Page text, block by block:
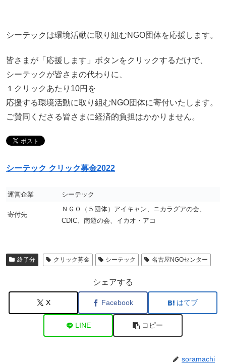
シーテックは環境活動に取り組むNGO団体を応援します。
皆さまが「応援します」ボタンをクリックするだけで、
シーテックが皆さまの代わりに、
１クリックあたり10円を
応援する環境活動に取り組むNGO団体に寄付いたします。
ご賛同くださる皆さまに経済的負担はかかりません。
シーテック クリック募金2022
運営企業 シーテック
寄付先
ＮＧＯ（５団体）アイキャン、ニカラグアの会、
CDIC、南遊の会、イカオ・アコ
終了分 クリック募金 シーテック 名古屋NGOセンター
シェアする
X Facebook はてブ
LINE コピー
soramachi